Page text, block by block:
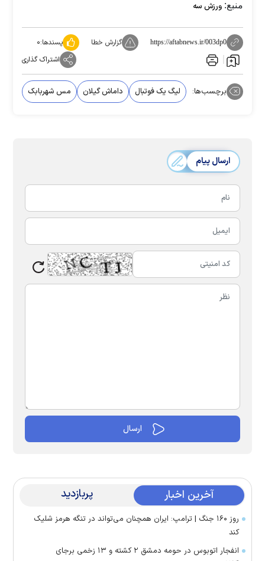
منبع: ورزش سه
https://aftabnews.ir/003dp0 گزارش خطا پسندها:۰
اشتراک گذاری
برچسب‌ها: لیگ یک فوتبال داماش گیلان مس شهربابک
ارسال پیام
آخرین اخبار پربازدید
روز ۱۶۰ جنگ | ترامپ: ایران همچنان می‌تواند در تنگه هرمز شلیک
کند
انفجار اتوبوس در حومه دمشق ۲ کشته و ۱۳ زخمی برجای